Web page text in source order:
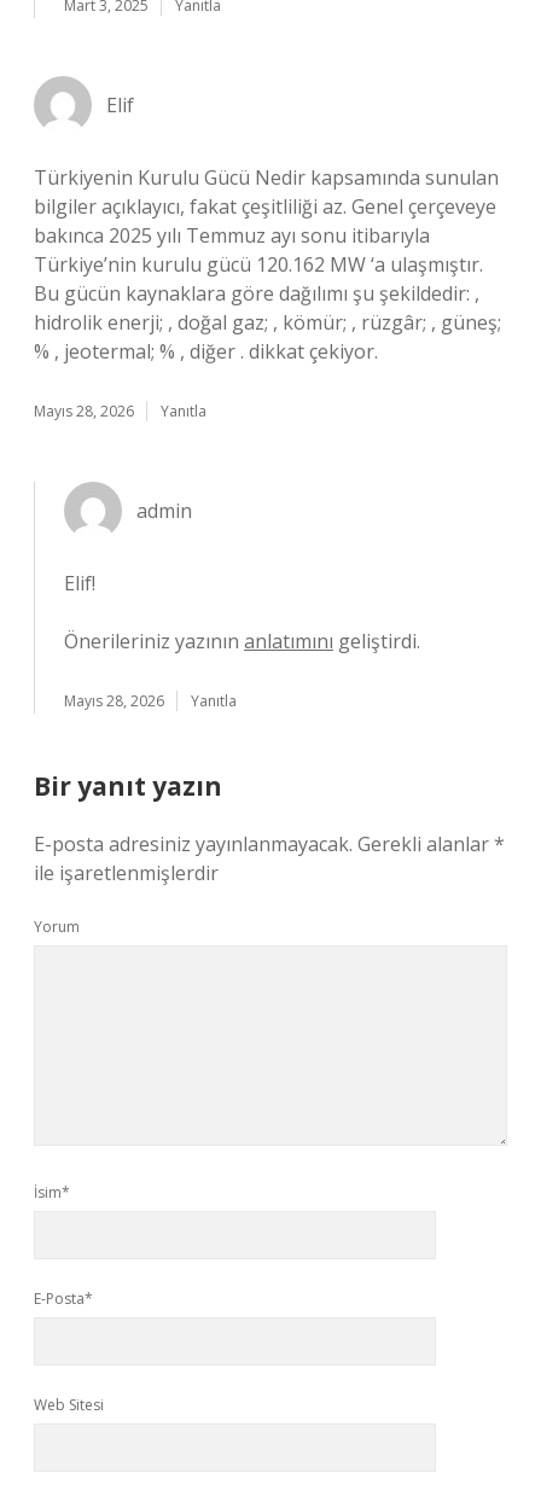
Mart 3, 2025 Yanıtla
Elif
Türkiyenin Kurulu Gücü Nedir kapsamında sunulan
bilgiler açıklayıcı, fakat çeşitliliği az. Genel çerçeveye
bakınca 2025 yılı Temmuz ayı sonu itibarıyla
Türkiye’nin kurulu gücü 120.162 MW ‘a ulaşmıştır.
Bu gücün kaynaklara göre dağılımı şu şekildedir: ,
hidrolik enerji; , doğal gaz; , kömür; , rüzgâr; , güneş;
% , jeotermal; % , diğer . dikkat çekiyor.
Mayıs 28, 2026 Yanıtla
admin
Elif!
Önerileriniz yazının anlatımını geliştirdi.
Mayıs 28, 2026 Yanıtla
Bir yanıt yazın
E-posta adresiniz yayınlanmayacak. Gerekli alanlar*
ile işaretlenmişlerdir
Yorum
İsim*
E-Posta*
Web Sitesi